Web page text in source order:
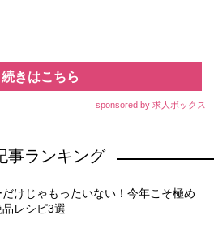
続きはこちら
sponsored by 求人ボックス
事ランキング
けじゃもったいない！今年こそ極め
レシピ3選